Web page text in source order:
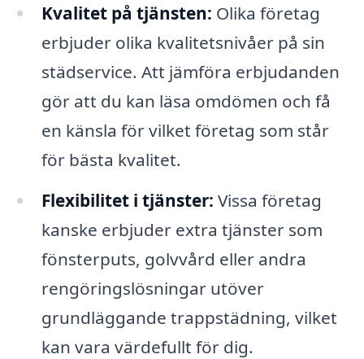
Kvalitet på tjänsten: Olika företag
erbjuder olika kvalitetsnivåer på sin
städservice. Att jämföra erbjudanden
gör att du kan läsa omdömen och få
en känsla för vilket företag som står
för bästa kvalitet.
Flexibilitet i tjänster: Vissa företag
kanske erbjuder extra tjänster som
fönsterputs, golvvård eller andra
rengöringslösningar utöver
grundläggande trappstädning, vilket
kan vara värdefullt för dig.